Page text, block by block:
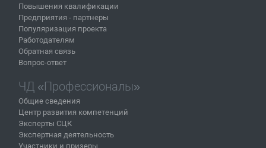
Повышения квалификации
Предприятия - партнеры
Популяризация проекта
Работодателям
Обратная связь
Вопрос-ответ
ЧД «Профессионалы»
Общие сведения
Центр развития компетенций
Эксперты СЦК
Экспертная деятельность
Участники и призеры